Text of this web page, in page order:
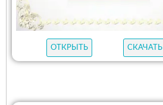
ОТКРЫТЬ СКАЧАТЬ